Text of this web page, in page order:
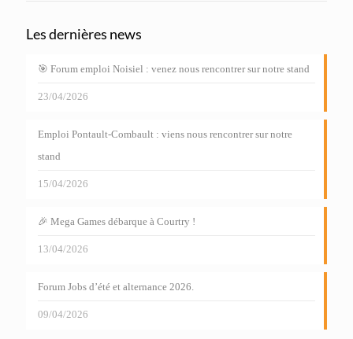
Les dernières news
🎯 Forum emploi Noisiel : venez nous rencontrer sur notre stand
23/04/2026
Emploi Pontault-Combault : viens nous rencontrer sur notre
stand
15/04/2026
🎉 Mega Games débarque à Courtry !
13/04/2026
Forum Jobs d’été et alternance 2026.
09/04/2026